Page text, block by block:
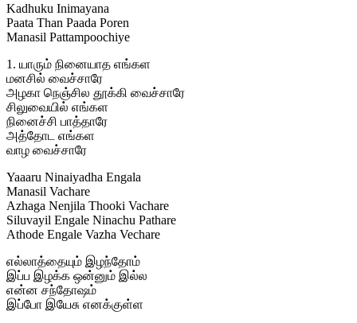
Kadhuku Inimayana
Paata Than Paada Poren
Manasil Pattampoochiye
1. யாரும் நினையாத எங்கள
மனசில் வைச்சாரே
அழகா நெஞ்சில தூக்கி வைச்சாரே
சிலுவையில் எங்கள
நினைச்சி பாத்தாரே
அத்தோட எங்கள
வாழ வைச்சாரே
Yaaaru Ninaiyadha Engala
Manasil Vachare
Azhaga Nenjila Thooki Vachare
Siluvayil Engale Ninachu Pathare
Athode Engale Vazha Vechare
எல்லாத்தையும் இழந்தோம்
இப்ப இழக்க ஒன்னும் இல்ல
என்ன சந்தோஷம்
இப்போ இயேசு எனக்குள்ள